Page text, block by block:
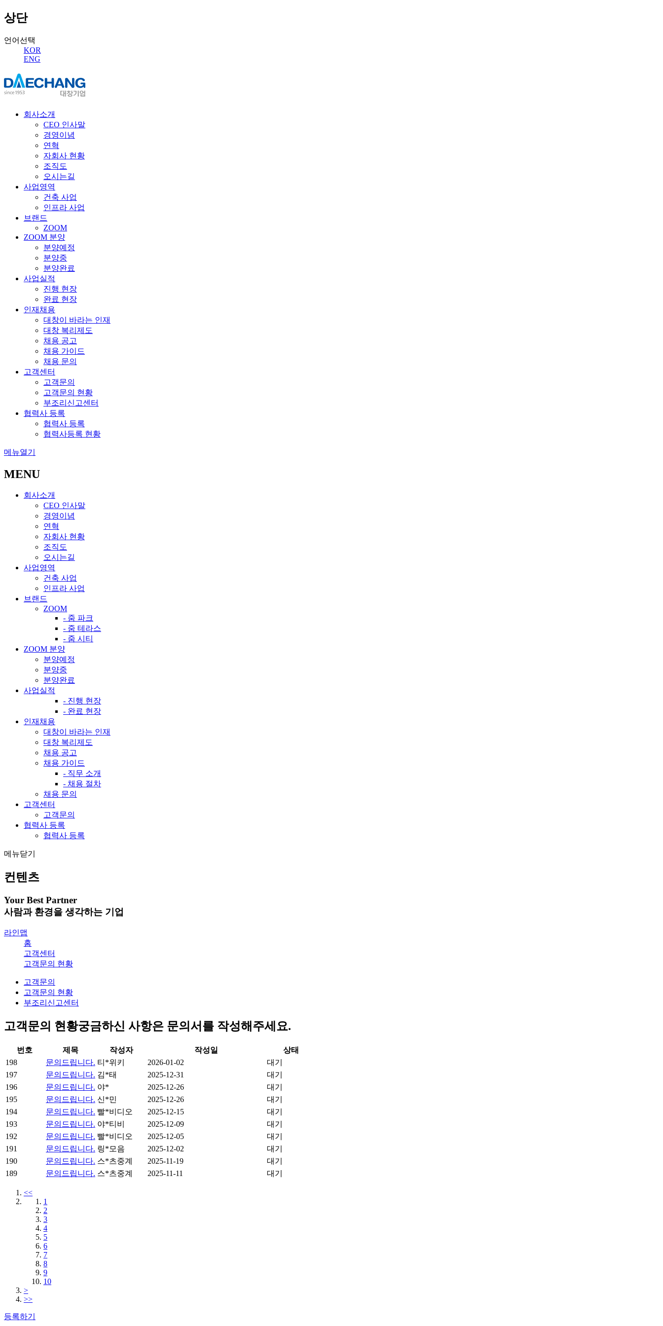
상단
언어선택
KOR
ENG
회사소개
CEO 인사말
경영이념
연혁
자회사 현황
조직도
오시는길
사업영역
건축 사업
인프라 사업
브랜드
ZOOM
ZOOM 분양
분양예정
분양중
분양완료
사업실적
진행 현장
완료 현장
인재채용
대창이 바라는 인재
대창 복리제도
채용 공고
채용 가이드
채용 문의
고객센터
고객문의
고객문의 현황
부조리신고센터
협력사 등록
협력사 등록
협력사등록 현황
메뉴열기
MENU
회사소개
CEO 인사말
경영이념
연혁
자회사 현황
조직도
오시는길
사업영역
건축 사업
인프라 사업
브랜드
ZOOM
- 줌 파크
- 줌 테라스
- 줌 시티
ZOOM 분양
분양예정
분양중
분양완료
사업실적
- 진행 현장
- 완료 현장
인재채용
대창이 바라는 인재
대창 복리제도
채용 공고
채용 가이드
- 직무 소개
- 채용 절차
채용 문의
고객센터
고객문의
협력사 등록
협력사 등록
메뉴닫기
컨텐츠
Your Best Partner
사람과 환경을 생각하는 기업
라인맵
홈
고객센터
고객문의 현황
고객문의
고객문의 현황
부조리신고센터
고객문의 현황궁금하신 사항은 문의서를 작성해주세요.
번호 제목 작성자 작성일
상태
198
문의드립니다. 티*위키 2026-01-02
대기
197
문의드립니다. 김*태 2025-12-31
대기
196
문의드립니다. 야* 2025-12-26
대기
195
문의드립니다. 신*민 2025-12-26
대기
194
문의드립니다. 빨*비디오 2025-12-15
대기
193
문의드립니다. 야*티비 2025-12-09
대기
192
문의드립니다. 빨*비디오 2025-12-05
대기
191
문의드립니다. 링*모음 2025-12-02
대기
190
문의드립니다. 스*츠중계 2025-11-19
대기
189
문의드립니다. 스*츠중계 2025-11-11 대기
<<
1
2
3
4
5
6
7
8
9
10
>
>>
등록하기